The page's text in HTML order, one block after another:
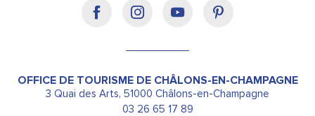
OFFICE DE TOURISME DE CHÂLONS-EN-CHAMPAGNE
3 Quai des Arts, 51000 Châlons-en-Champagne
03 26 65 17 89